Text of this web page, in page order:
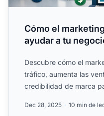
Cómo el
ayudar a tu
Descubre cómo el
tráfico, aumenta las
credibilidad de marca
Dec 28, 2025 10 min de